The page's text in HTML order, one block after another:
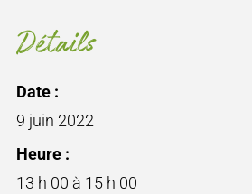
Détails
Date :
9 juin 2022
Heure :
13 h 00 à 15 h 00